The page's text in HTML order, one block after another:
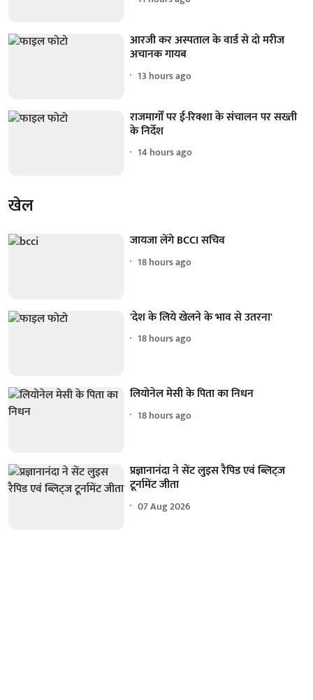
आरजी कर अस्पताल के वार्ड से दो मरीज
अचानक गायब
13 hours ago
राजमार्गों पर ई-रिक्शा के संचालन पर सख्ती
के निर्देश
14 hours ago
खेल
जायजा लेंगे BCCI सचिव
18 hours ago
'देश के लिये खेलने के भाव से उतरना'
18 hours ago
लियोनेल मेसी के पिता का निधन
18 hours ago
प्रज्ञानानंदा ने सेंट लुइस रैपिड एवं ब्लिट्ज
टूर्नामेंट जीता
07 Aug 2026